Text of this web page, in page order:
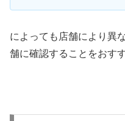
によっても店舗により異
舗に確認することをおす